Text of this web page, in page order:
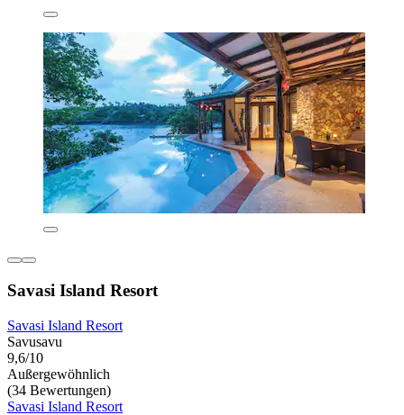
Savasi Island Resort
Savasi Island Resort
Savusavu
9,6/10
Außergewöhnlich
(34 Bewertungen)
Savasi Island Resort